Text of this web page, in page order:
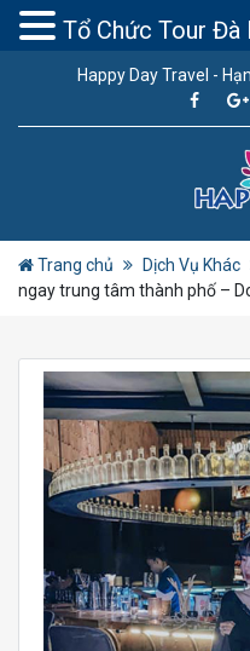
Happy Day Travel -
Trang chủ Dịch Vụ Khác
ngay trung tâm thành phố –
Tổ Chức Tour Đà